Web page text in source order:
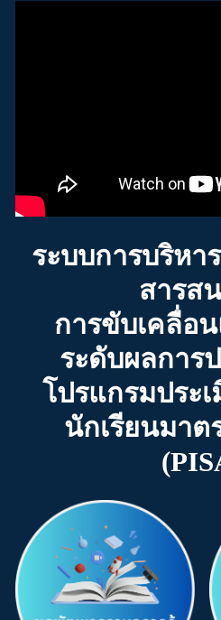
ระบบการบริหา
สารส
การขับเคลื่อ
ระดับผลการ
โปรแกรมประ
นักเรียนมาต